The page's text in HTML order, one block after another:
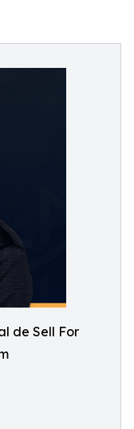
de Sell For